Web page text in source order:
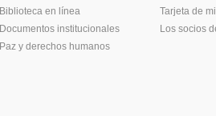
Biblioteca en línea
Documentos institucionales
Paz y derechos humanos
Tarjeta de
Los socios